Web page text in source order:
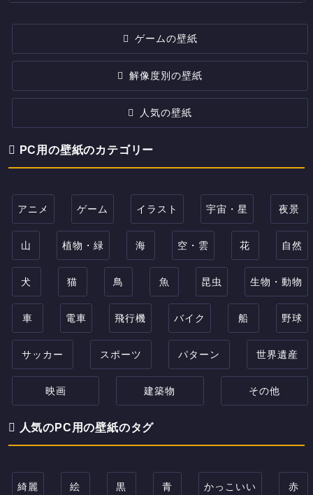
ゲームの壁紙
解像度別の壁紙
人気の壁紙
PC用の壁紙のカテゴリー
アニメ ゲーム イラスト 宇宙・星 夜景
山 植物・緑 海 空・雲 花 自然
犬 猫 鳥 魚 昆虫 生物・動物
車 電車 飛行機 バイク 船 野球
サッカー スポーツ パターン 世界遺産
映画 建築物 その他
人気のPC用の壁紙のタグ
綺麗 絵 黒 青 かっこいい 赤